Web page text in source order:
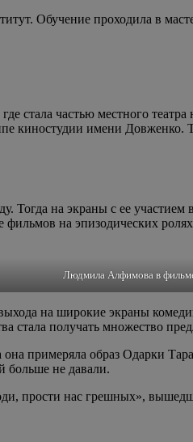
Обучение проходила в
стала частью местного
киностудии имени Довженко.
Тогда на экраны с ее
на эпизодических
Людмила Алфимова в
на широкие экраны
стала получать множество
она примеряла образ Одарки
больше не давали.
прости нас грешных»,